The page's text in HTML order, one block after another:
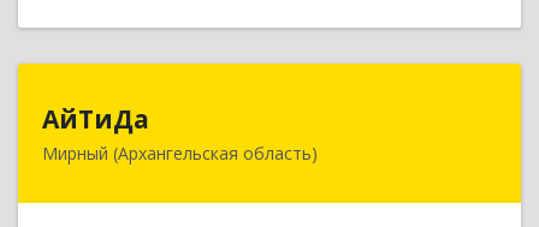
АйТиДа
Мирный (Архангельская область)
164170, Архангельская обл, Мирный г,